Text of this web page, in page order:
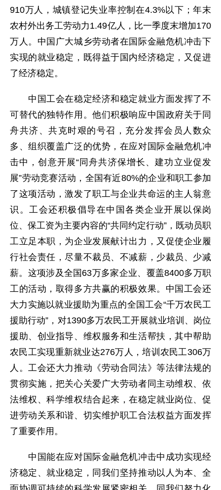
910万人，城镇登记失业率控制在4.3%以下；年末
农村外出务工劳动力1.49亿人，比一季度末增加170
万人。中国广大城乡劳动者在国际金融危机冲击下
实现的就业稳定，既得益于国内经济稳定，又促进
了经济稳定。
中国工会在稳定经济和稳定就业方面发挥了不
可替代的独特作用。他们积极响应中国政府关于同
舟共济、共克时艰的号召，充分发挥会员人数众
多、组织覆盖广泛的优势，在应对国际金融危机冲
击中，创意开展“同舟共济保增长、建功立业促发
展”劳动竞赛活动，全国有近80%的企业和职工参加
了这项活动，激发了职工与企业共命运的主人翁意
识。工会还积极倡导在中国各类企业开展以保岗
位、保工资为主要内容的“共同约定行动”，既动员职
工立足本职，为企业发展献计出力，又促使企业履
行社会责任，尽量不裁员、不减薪，少裁员、少减
薪。这项涉及全国63万多家企业、覆盖8400多万职
工的活动，取得多方共赢的积极效果。中国工会还
大力实施以就业援助为重点的全国工会“千万农民工
援助行动”，对1390多万农民工开展就业培训、岗位
援助、创业指导、维权服务和生活帮扶，其中帮助
农民工实现重新就业达276万人，培训农民工306万
人。工会还大力推动《劳动合同法》等法律法规的
贯彻实施，把关心关爱广大劳动者同主动维权、依
法维权、科学维权结合起来，在稳定就业岗位、促
进劳动关系和谐、切实维护职工合法权益方面发挥
了重要作用。
中国能在应对国际金融危机冲击中成功实现经
济稳定、就业稳定，同我们坚持推动以人为本、全